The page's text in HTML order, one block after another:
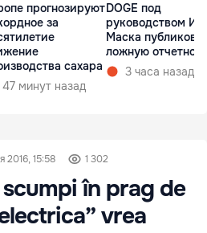
прогнозируют
за
сахара
47 минут назад
DOGE под
руководством
Маска
ложную
3 часа назад
2016, 15:58 1 302
în prag de
vrea